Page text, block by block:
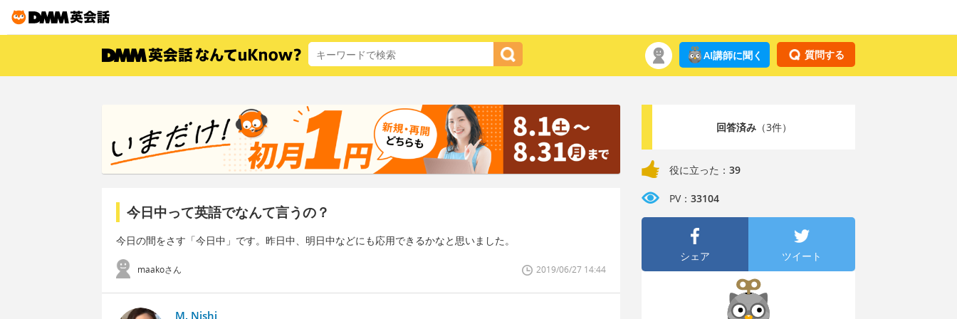
質問する
AI講師に聞く
今日中って英語でなんて言うの？
今日の間をさす「今日中」です。昨日中、明日中などにも応用できるかなと思いました。
maakoさん 2019/06/27 14:44
M. Nishi
回答済み（3件）
役に立った： 39
PV： 33104
シェア ツイート